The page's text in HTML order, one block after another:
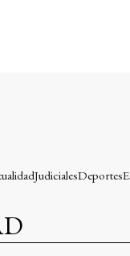
JudicialesDeportes